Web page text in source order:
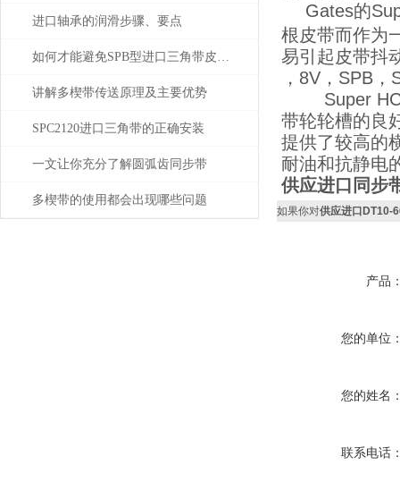
进口轴承的润滑步骤、要点
如何才能避免SPB型进口三角带皮带轮过紧？
讲解多楔带传送原理及主要优势
SPC2120进口三角带的正确安装
一文让你充分了解圆弧齿同步带
多楔带的使用都会出现哪些问题
Gates的
根皮带而作为
易引起皮带抖
，8V，SPB
Super HC
带轮轮槽的良
提供了较高的
耐油和抗静电
供应进口同步
如果你对供应进口DT10-
产品
您的单位
您的姓名
联系电话